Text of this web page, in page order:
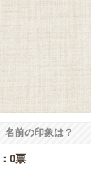
名前の印象は？
0票